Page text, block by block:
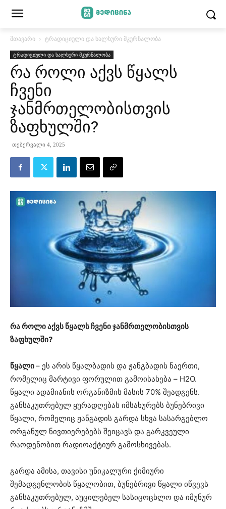
მთავარი ტრადიციული და ხალხური მკურნალობა
ტრადიციული და ხალხური მკურნალობა
რა როლი აქვს წყალს
ჩვენი
ჯანმრთელობისთვის
ზაფხულში?
თებერვალი 4, 2025
რა როლი აქვს წყალს ჩვენი ჯანმრთელობისთვის
ზაფხულში?
წყალი– ეს არის წყალბადის და ჟანგბადის ნაერთი,
რომელიც მარტივი ფორულით გამოისახება – H2O.
წყალი ადამიანის ორგანიზმის მასის 70% შეადგენს.
განსაკუთრებულ ყურადღებას იმსახურებს ბუნებრივი
წყალი, რომელიც ჟანგადის გარდა სხვა სასარგებლო
ორგანულ ნივთიერებებს შეიცავს და გარკვეული
რაოდენობით რადიოაქტიურ გამოსხივებას.
გარდა ამისა, თავისი უნიკალური ქიმიური
შემადგენლობის წყალობით, ბუნებრივი წყალი იწვევს
განსაკუთრებულ, აუცილებელ სასიცოცხლო და იმუნურ